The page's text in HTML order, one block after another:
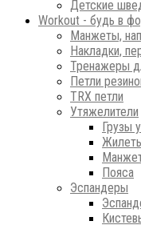
Детские
Workout - будь в
Манжеты,
Накладки,
Тренажеры
Петли
ТRХ петли
Утяжелители
Грузы
Пояса
Эспандеры